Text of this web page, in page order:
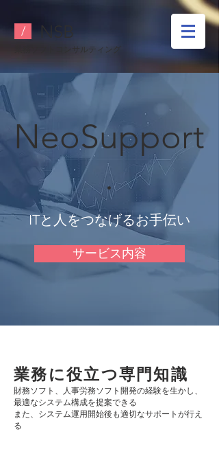
/ ​NSB
ンサルティング
業務に役立つ専門知識
財務ソフト、人事労務ソフト開発の経験を生かし、
最適なシステム構成を提案できる
また、システム運用開始後も適切なサポートが行え
る
NeoSupport
.
ITと人をつなげるお手伝い
サービス内容